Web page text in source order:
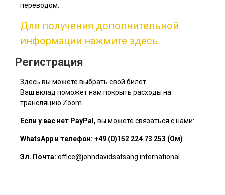
переводом.
Для получения дополнительной
информации нажмите здесь.
Регистрация
Здесь вы можете выбрать свой билет.
Ваш вклад поможет нам покрыть расходы на
трансляцию Zoom.
Если у вас нет PayPal, вы можете связаться с нами:
WhatsApp и телефон: +49 (0)152 224 73 253 (Ом)
Эл. Почта: office@johndavidsatsang.international